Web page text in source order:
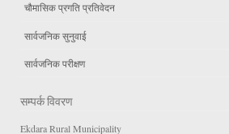
चौमासिक प्रगति प्रतिवेदन
सार्वजनिक सुनुवाई
सार्वजनिक परीक्षण
सम्पर्क विवरण
Ekdara Rural Municipality